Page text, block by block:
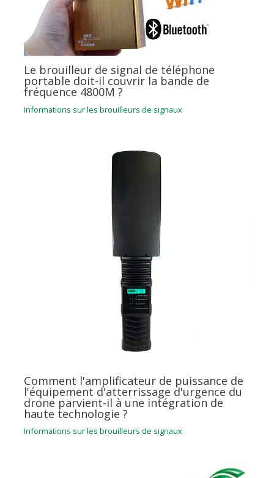
Le brouilleur de signal de téléphone
portable doit-il couvrir la bande de
fréquence 4800M ?
Informations sur les brouilleurs de signaux
Comment l'amplificateur de puissance de
l'équipement d'atterrissage d'urgence du
drone parvient-il à une intégration de
haute technologie ?
Informations sur les brouilleurs de signaux